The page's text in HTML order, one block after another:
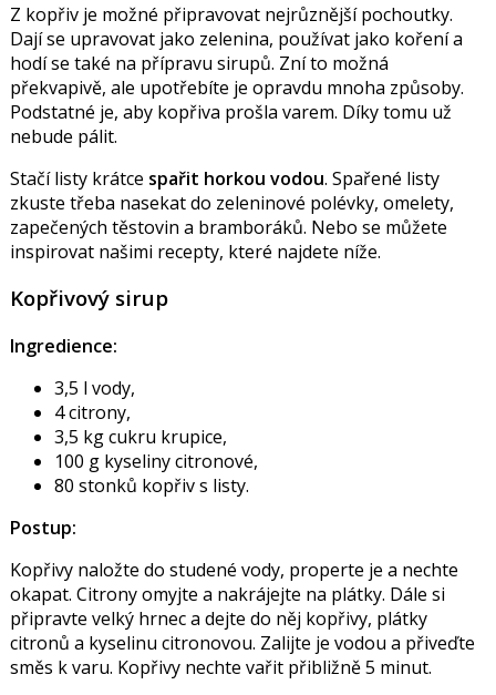
Z kopřiv je možné připravovat nejrůznější pochoutky.
Dají se upravovat jako zelenina, používat jako koření a
hodí se také na přípravu sirupů. Zní to možná
překvapivě, ale upotřebíte je opravdu mnoha způsoby.
Podstatné je, aby kopřiva prošla varem. Díky tomu už
nebude pálit.
Stačí listy krátce spařit horkou vodou. Spařené listy
zkuste třeba nasekat do zeleninové polévky, omelety,
zapečených těstovin a bramboráků. Nebo se můžete
inspirovat našimi recepty, které najdete níže.
Kopřivový sirup
Ingredience:
3,5 l vody,
4 citrony,
3,5 kg cukru krupice,
100 g kyseliny citronové,
80 stonků kopřiv s listy.
Postup:
Kopřivy naložte do studené vody, properte je a nechte
okapat. Citrony omyjte a nakrájejte na plátky. Dále si
připravte velký hrnec a dejte do něj kopřivy, plátky
citronů a kyselinu citronovou. Zalijte je vodou a přiveďte
směs k varu. Kopřivy nechte vařit přibližně 5 minut.